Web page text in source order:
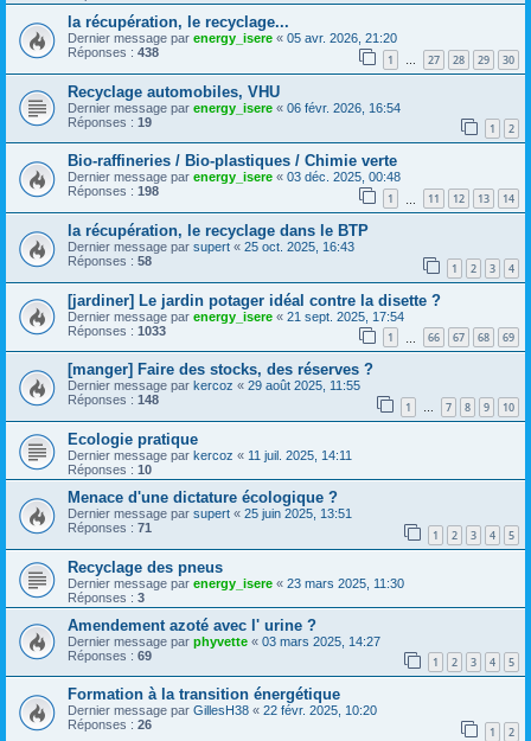
la récupération, le recyclage...
Dernier message par energy_isere « 05 avr. 2026, 21:20
Réponses : 438 1 … 27 28 29 30
Recyclage automobiles, VHU
Dernier message par energy_isere « 06 févr. 2026, 16:54
Réponses : 19 1 2
Bio-raffineries / Bio-plastiques / Chimie verte
Dernier message par energy_isere « 03 déc. 2025, 00:48
Réponses : 198 1 11 12 13 14
la récupération, le recyclage dans le BTP
Dernier message par supert « 25 oct. 2025, 16:43
Réponses : 58 1 2 3 4
[jardiner] Le jardin potager idéal contre la disette ?
Dernier message par energy_isere « 21 sept. 2025, 17:54
Réponses : 1033 1 66 67 68 69
[manger] Faire des stocks, des réserves ?
Dernier message par kercoz « 29 août 2025, 11:55
Réponses : 148 1 … 7 8 9 10
Ecologie pratique
Dernier message par kercoz « 11 juil. 2025, 14:11
Réponses : 10
Menace d'une dictature écologique ?
Dernier message par supert « 25 juin 2025, 13:51
Réponses : 71 1 2 3 4 5
Recyclage des pneus
Dernier message par energy_isere « 23 mars 2025, 11:30
Réponses : 3
Amendement azoté avec l' urine ?
Dernier message par phyvette « 03 mars 2025, 14:27
Réponses : 69 1 2 3 4 5
Formation à la transition énergétique
Dernier message par GillesH38 « 22 févr. 2025, 10:20
Réponses : 26 1 2